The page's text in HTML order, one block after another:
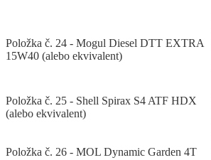
Položka č. 24 - Mogul Diesel DTT EXTRA
15W40 (alebo ekvivalent)
Položka č. 25 - Shell Spirax S4 ATF HDX
(alebo ekvivalent)
Položka č. 26 - MOL Dynamic Garden 4T